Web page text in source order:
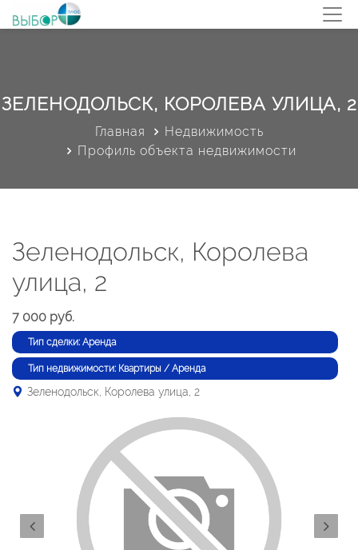
ЗЕЛЕНОДОЛЬСК, КОРОЛЕВА УЛИЦА, 2
Главная
Недвижимость
Профиль объекта недвижимости
Зеленодольск, Королева
улица, 2
7 000 руб.
Тип сделки: Аренда
Тип недвижимости: Квартиры / Аренда
Зеленодольск, Королева улица, 2